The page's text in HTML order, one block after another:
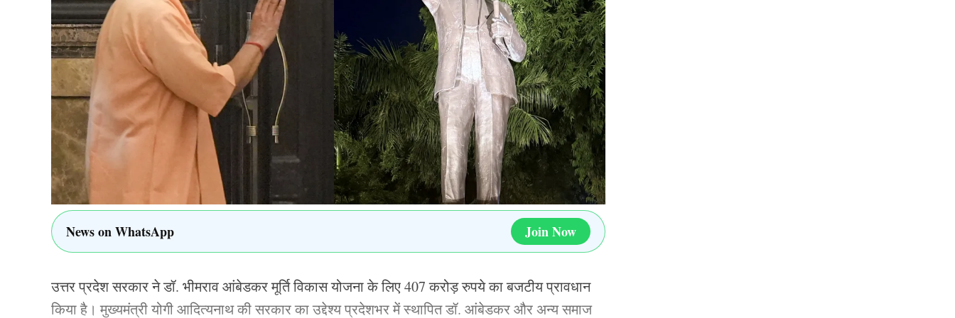
घर जाकर सत्यापन और अन्य प्रक्रिया पूरी करेंगे।
यूपी में तैनात होंगे लाखों कर्मचारी
उत्तर प्रदेश जैसे विशाल राज्य में इस अभियान को सफल बनाने के लिए करीब 5 लाख से अधिक कर्मचारियों और
पर्यवेक्षकों की तैनाती की जाएगी। राज्य के सभी 75 जिलों, हजारों गांवों और शहरों में यह प्रक्रिया चलाई जाएगी।
विशेषज्ञों का मानना है कि सही जनगणना से भविष्य की नीतियों, संसाधनों के वितरण और सामाजिक योजनाओं को
अधिक प्रभावी बनाया जा सकेगा। यही कारण है कि सरकार इस अभियान को केवल आंकड़ों का संग्रह नहीं बल्कि
“विकास का रोडमैप” बता रही है।
TAGGED: Yogi Adityanath
News on WhatsApp Join Now
उत्तर प्रदेश सरकार ने डॉ. भीमराव आंबेडकर मूर्ति विकास योजना के लिए 407 करोड़ रुपये का बजटीय प्रावधान
किया है। मुख्यमंत्री योगी आदित्यनाथ की सरकार का उद्देश्य प्रदेशभर में स्थापित डॉ. आंबेडकर और अन्य समाज